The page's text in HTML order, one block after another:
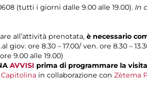
(tutti i giorni dalle 9.00 alle 19.00). In
all’attività prenotata, è necessario
giov. ore 8.30 – 17.00/ ven. ore 8.30 –
9.00 alle 19.00)
AVVISI prima di programmare la
in collaborazione con Zètema